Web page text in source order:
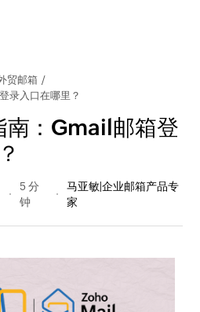
贸邮箱 /
录入口在哪里？
：Gmail邮箱登
5 分
钟
马亚敏|企业邮箱产品专
家